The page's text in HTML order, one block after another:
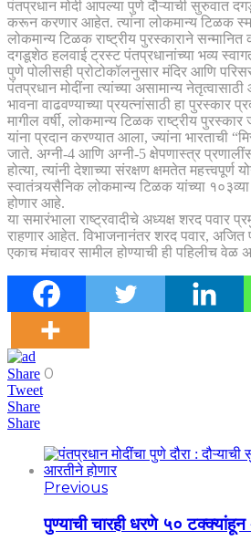
पंतप्रधान मोदी आपल्या पुणे दौऱ्याची सुरुवात
करून करणार आहेत. त्यांना लोकमान्य टिळक
लोकमान्य टिळक राष्ट्रीय पुरस्काराने
दगडूशेठ हलवाई ट्रस्ट पंतप्रधानांच्या भव्य
पुणे पोलीसही प्रोटोकॉलनुसार मंदिर आणि
पंतप्रधान मोदींना त्यांच्या असामान्य
भावना वाढवण्याच्या प्रयत्नांसाठी हा पुरस्कार
मागील वर्षी, लोकमान्य टिळक राष्ट्रीय
यांना प्रदान करण्यात आला, ज्यांना भारताची
जाते. अग्नी-4 आणि अग्नी-5 क्षेपणास्त्र
होत्या, त्यांनी देशाच्या संरक्षण क्षमतेत महत्त्वपूर्ण
स्वातंत्र्यसैनिक लोकमान्य टिळक यांच्या १०३व्या
होणार आहे.
या समारंभाला राष्ट्रवादीचे अध्यक्ष शरद पवार
राहणार आहेत. विभाजनानंतर शरद पवार, अजित
एकाच मंचावर सामील होण्याची ही पहिलीच वेळ
Share 0
Tweet
Share
Share
Previous
पुण्याची चारही धरणे ५०